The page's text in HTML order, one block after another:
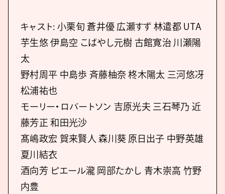
キャスト: 小栗旬 蒼井優 広瀬すず 林遣都 UTA
芋生悠 伊島空 こばやし元樹 古館寛治 川瀬陽
太
野村周平 中島歩 斉藤柚奈 柊木陽太 三河悠冴
松浦祐也
モーリー・ロバートソン 吉原光夫 三石琴乃 近
藤芳正 和田光沙
髙嶋政宏 賀来賢人 森川葵 原日出子 中野英雄
夏川結衣
酒向芳 ピエール瀧 岡部たかし 青木崇高 竹野
内豊